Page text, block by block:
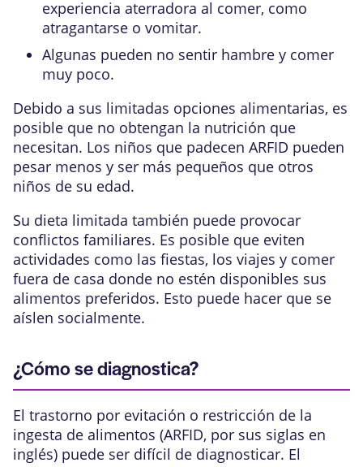
experiencia aterradora al comer, como
atragantarse o vomitar.
Algunas pueden no sentir hambre y comer
muy poco.
Debido a sus limitadas opciones alimentarias, es
posible que no obtengan la nutrición que
necesitan. Los niños que padecen ARFID pueden
pesar menos y ser más pequeños que otros
niños de su edad.
Su dieta limitada también puede provocar
conflictos familiares. Es posible que eviten
actividades como las fiestas, los viajes y comer
fuera de casa donde no estén disponibles sus
alimentos preferidos. Esto puede hacer que se
aíslen socialmente.
¿Cómo se diagnostica?
El trastorno por evitación o restricción de la
ingesta de alimentos (ARFID, por sus siglas en
inglés) puede ser difícil de diagnosticar. El